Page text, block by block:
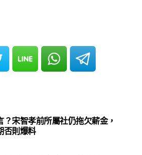
宋智孝前所屬社仍拖欠薪金，
否則爆料